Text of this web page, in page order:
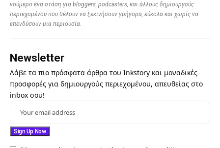
νούμερο ένα στάση για bloggers, podcasters, και άλλους δημιουργούς
περιεχομένου που θέλουν να ξεκινήσουν γρήγορα, εύκολα και χωρίς να
επενδύσουν μια περιουσία.
Newsletter
Λάβε τα πιο πρόσφατα άρθρα του Inkstory και μοναδικές
προσφορές για δημιουργούς περιεχομένου, απευθείας στο
inbox σου!